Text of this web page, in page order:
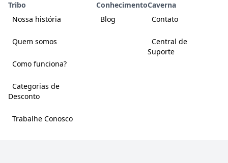
Tribo
Nossa história
Quem somos
Como funciona?
Categorias de
Desconto
Trabalhe Conosco
Conhecimento
Blog
Caverna
Contato
Central de
Suporte